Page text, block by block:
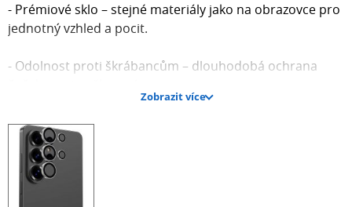
- Prémiové sklo – stejné materiály jako na obrazovce pro
jednotný vzhled a pocit.
- Odolnost proti škrábancům – dlouhodobá ochrana
- Bezešvé přilnutí – přesné obepnutí každého objektivu
bez mezer či výčnělků.
- Zachování kvality obrazu – ostrost, barvy a jas fotografií
zůstávají beze změny.
Zobrazit více